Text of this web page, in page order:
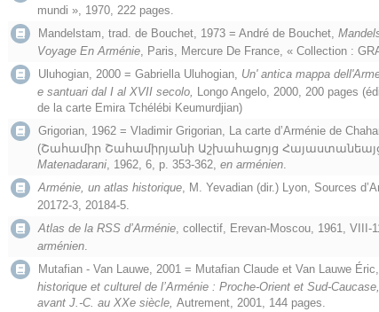
mundi », 1970, 222 pages.
Mandelstam, trad. de Bouchet, 1973 = André de Bouchet,
Voyage En Arménie, Paris, Mercure De France, « Collection :
Uluhogian, 2000 = Gabriella Uluhogian, Un' antica mappa
e santuari dal I al XVII secolo, Longo Angelo, 2000, 200 pages
de la carte Emira Tchélébi Keumurdjian)
Grigorian, 1962 = Vladimir Grigorian, La carte d’Arménie de
(Շահամիր Շահամիրյանի Աշխահացոյց
Matenadarani, 1962, 6, p. 353-362, en arménien.
Arménie, un atlas historique, M. Yevadian (dir.) Lyon, Sources
20172-3, 20184-5.
Atlas de la RSS d’Arménie, collectif, Erevan-Moscou, 1961, VIII-
arménien.
Mutafian - Van Lauwe, 2001 = Mutafian Claude et Van Lauwe
historique et culturel de l’Arménie : Proche-Orient et Sud-
avant J.-C. au XXe siècle, Autrement, 2001, 144 pages.